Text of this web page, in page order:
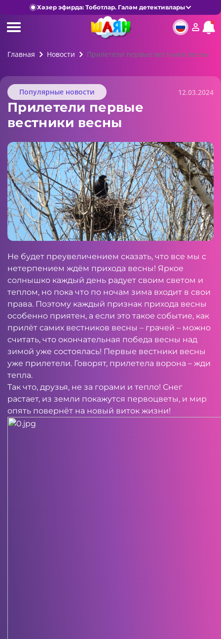
Хәзер эфирда: Тоботлар. Галәм детективлары
Главная Новости Прилетели первые вестники весны
Популярные новости 12.03.2024
Прилетели первые
вестники весны
Не будет преувеличением сказать, что все мы с
нетерпением ждём прихода весны! Яркое
солнышко каждый день радует своим светом и
теплом, но пока что по ночам зима входит в свои
права. Поэтому каждый признак прихода весны
особенно приятен, а если это такое событие, как
прилёт самих вестников весны – грачей – можно
считать, что окончательная победа весны над
зимой уже состоялась! Первые вестники весны
уже прилетели. Говорят, прилетела ворона – жди
тепла.
Так что, друзья, не за горами и тепло! Снег
растает, из земли покажутся первоцветы, и мир
опять повернёт на новый виток жизни!